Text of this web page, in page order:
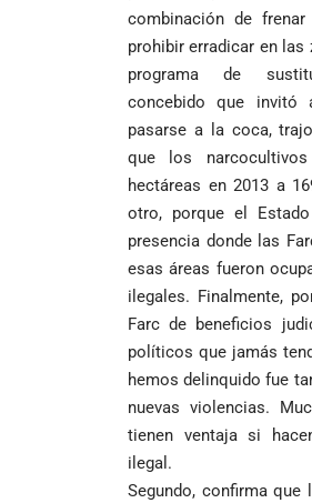
combinación de
prohibir erradicar en las
programa de
concebido que invitó
pasarse a la coca,
que los
hectáreas en 2013 a
otro, porque el
presencia donde las
esas áreas fueron
ilegales. Finalmente,
Farc de beneficios
políticos que jamás
hemos delinquido fue
nuevas violencias.
tienen ventaja si
ilegal.
Segundo, confirma que